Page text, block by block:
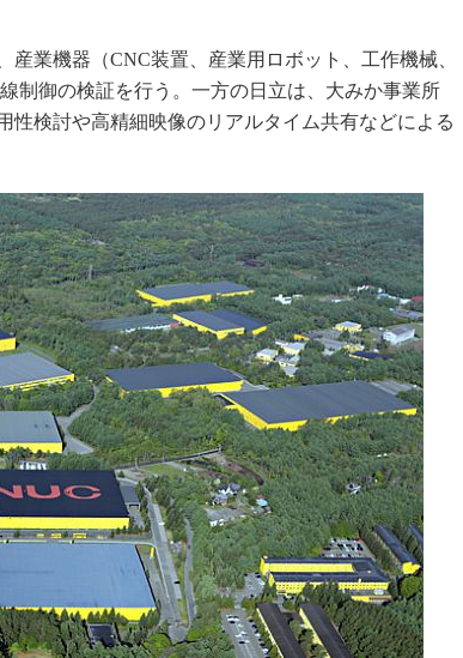
業機器（CNC装置、産業用ロボット、工作機械、
制御の検証を行う。一方の日立は、大みか事業所
性検討や高精細映像のリアルタイム共有などによる